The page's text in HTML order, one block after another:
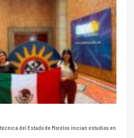
del Estado de Morelos inician estudios en